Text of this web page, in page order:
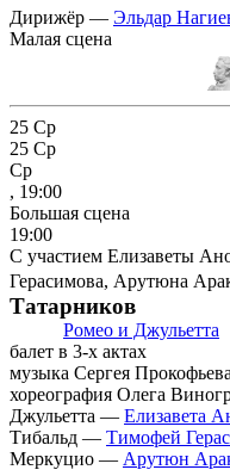
Дирижёр — Эльдар
Малая сцена
25 Ср
25 Ср
Ср
, 19:00
Большая сцена
19:00
С участием Елизаветы
Герасимова, Арутюна
Татарников
Ромео и Джульетта
балет в 3-х актах
музыка Сергея Прокофьева
хореография Олега
Джульетта — Елизавета
Тибальд — Тимофей
Меркуцио — Арутюн